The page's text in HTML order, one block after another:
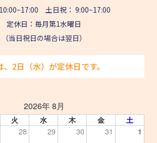
土日祝： 9:00~17:00
定休日：毎月第1水曜日
（当日祝日の場合は翌日）
、2日（水）が定休日です。
2026年 8月
火 水 木 金 土
28 29 30 31
1